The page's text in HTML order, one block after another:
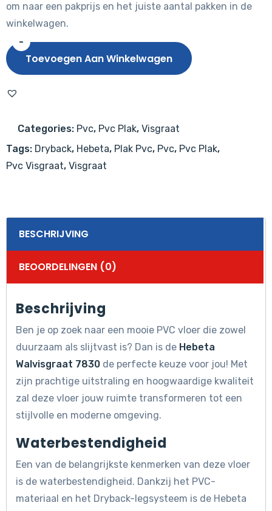
om naar een pakprijs en het juiste aantal pakken in de
winkelwagen.
-
Hebeta
Walvisgraat
aantal
Toevoegen Aan Winkelwagen
Categories: Pvc, Pvc Plak, Visgraat
Tags: Dryback, Hebeta, Plak Pvc, Pvc, Pvc Plak,
Pvc Visgraat, Visgraat
BESCHRIJVING
BEOORDELINGEN (0)
Beschrijving
Ben je op zoek naar een mooie PVC vloer die zowel
duurzaam als slijtvast is? Dan is de Hebeta
Walvisgraat 7830 de perfecte keuze voor jou! Met
zijn prachtige uitstraling en hoogwaardige kwaliteit
zal deze vloer jouw ruimte transformeren tot een
stijlvolle en moderne omgeving.
Waterbestendigheid
Een van de belangrijkste kenmerken van deze vloer
is de waterbestendigheid. Dankzij het PVC-
materiaal en het Dryback-legsysteem is de Hebeta